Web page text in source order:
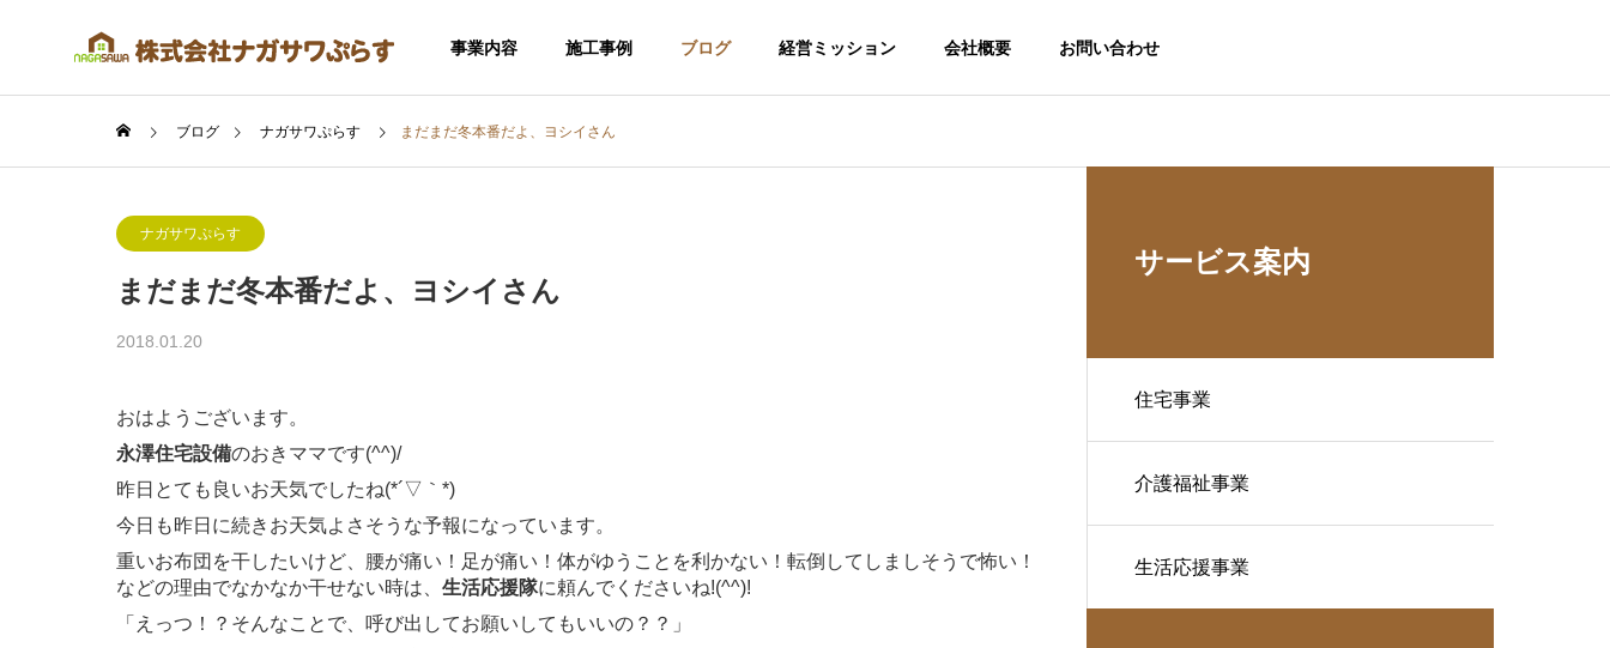
事業内容 施工事例 ブログ 経営ミッション 会社概要 お問い合わせ
事業内容
住宅事業
ブログ ナガサワぷらす まだまだ冬本番だよ、ヨシイさん
ナガサワぷらす
まだまだ冬本番だよ、ヨシイさん
2018.01.20
おはようございます。
永澤住宅設備のおきママです(^^)/
昨日とても良いお天気でしたね(*´▽｀*)
今日も昨日に続きお天気よさそうな予報になっています。
重いお布団を干したいけど、腰が痛い！足が痛い！体がゆうことを利かない！転倒してしましそうで怖い！
などの理由でなかなか干せない時は、 生活応援隊に頼んでくださいね!(^^)!
「えっつ！？そんなことで、呼び出してお願いしてもいいの？？」
サービス案内
住宅事業
介護福祉事業
生活応援事業